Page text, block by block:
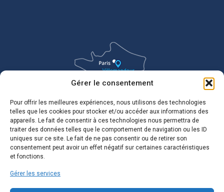
Gérer le consentement
Pour offrir les meilleures expériences, nous utilisons des technologies
telles que les cookies pour stocker et/ou accéder aux informations des
appareils. Le fait de consentir à ces technologies nous permettra de
traiter des données telles que le comportement de navigation ou les ID
uniques sur ce site. Le fait de ne pas consentir ou de retirer son
consentement peut avoir un effet négatif sur certaines caractéristiques
et fonctions.
Gérer les services